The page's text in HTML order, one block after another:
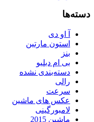
دسته‌ها
آ او دی
استون مارتین
بنز
بی ام دبلیو
دسته‌بندی نشده
رالی
سرعت
عکس های ماشین
لامبورگینی
ماشین 2015